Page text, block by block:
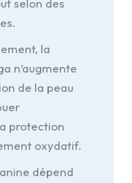
selon des
la
n’augmente
de la peau
protection
oxydatif.
dépend